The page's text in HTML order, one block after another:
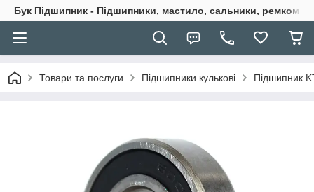
Бук Підшипник - Підшипники, мастило, сальники,
Товари та послуги Підшипники кулькові Підшипник